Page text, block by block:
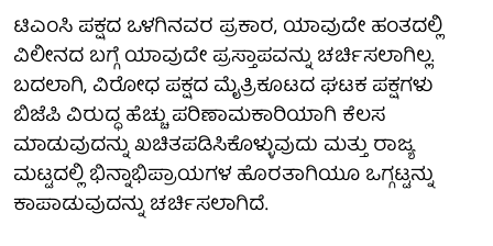
ಟಿಎಂಸಿ ಪಕ್ಷದ ಒಳಗಿನವರ ಪ್ರಕಾರ, ಯಾವುದೇ ಹಂತದಲ್ಲಿ
ವಿಲೀನದ ಬಗ್ಗೆ ಯಾವುದೇ ಪ್ರಸ್ತಾಪವನ್ನು ಚರ್ಚಿಸಲಾಗಿಲ್ಲ.
ಬದಲಾಗಿ, ವಿರೋಧ ಪಕ್ಷದ ಮೈತ್ರಿಕೂಟದ ಘಟಕ ಪಕ್ಷಗಳು
ಬಿಜೆಪಿ ವಿರುದ್ಧ ಹೆಚ್ಚು ಪರಿಣಾಮಕಾರಿಯಾಗಿ ಕೆಲಸ
ಮಾಡುವುದನ್ನು ಖಚಿತಪಡಿಸಿಕೊಳ್ಳುವುದು ಮತ್ತು ರಾಜ್ಯ
ಮಟ್ಟದಲ್ಲಿ ಭಿನ್ನಾಭಿಪ್ರಾಯಗಳ ಹೊರತಾಗಿಯೂ ಒಗ್ಗಟ್ಟನ್ನು
ಕಾಪಾಡುವುದನ್ನು ಚರ್ಚಿಸಲಾಗಿದೆ.